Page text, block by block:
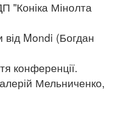
"Коніка Мінолта
Mondi (Богдан
конференції.
Мельниченко,